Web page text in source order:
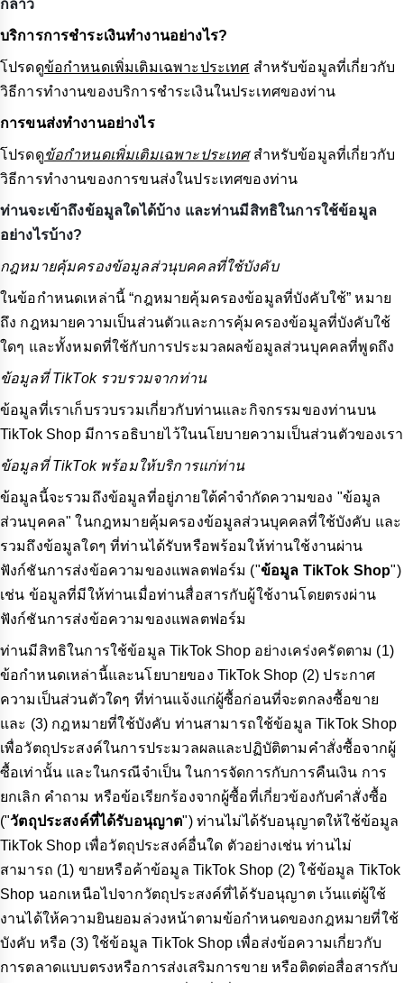
กล่าว
บริการการชำระเงินทำงานอย่างไร?
โปรดดูข้อกำหนดเพิ่มเติมเฉพาะประเทศ สำหรับข้อมูลที่เกี่ยวกับ
วิธีการทำงานของบริการชำระเงินในประเทศของท่าน
การขนส่งทำงานอย่างไร
โปรดดูข้อกำหนดเพิ่มเติมเฉพาะประเทศสำหรับข้อมูลที่เกี่ยวกับ
วิธีการทำงานของการขนส่งในประเทศของท่าน
ท่านจะเข้าถึงข้อมูลใดได้บ้าง และท่านมีสิทธิในการใช้ข้อมูล
อย่างไรบ้าง?
กฎหมายคุ้มครองข้อมูลส่วนุบคคลที่ใช้บังคับ
ในข้อกำหนดเหล่านี้ “กฎหมายคุ้มครองข้อมูลที่บังคับใช้” หมาย
ถึง กฎหมายความเป็นส่วนตัวและการคุ้มครองข้อมูลที่บังคับใช้
ใดๆ และทั้งหมดที่ใช้กับการประมวลผลข้อมูลส่วนบุคคลที่พูดถึง
ข้อมูลที่ TikTok รวบรวมจากท่าน
ข้อมูลที่เราเก็บรวบรวมเกี่ยวกับท่านและกิจกรรมของท่านบน
TikTok Shop มีการอธิบายไว้ในนโยบายความเป็นส่วนตัวของเรา
ข้อมูลที่ TikTok พร้อมให้บริการแก่ท่าน
ข้อมูลนี้จะรวมถึงข้อมูลที่อยู่ภายใต้คำจำกัดความของ "ข้อมูล
ส่วนบุคคล" ในกฎหมายคุ้มครองข้อมูลส่วนบุคคลที่ใช้บังคับ และ
รวมถึงข้อมูลใดๆ ที่ท่านได้รับหรือพร้อมให้ท่านใช้งานผ่าน
ฟังก์ชันการส่งข้อความของแพลตฟอร์ม ("ข้อมูล TikTok Shop")
เช่น ข้อมูลที่มีให้ท่านเมื่อท่านสื่อสารกับผู้ใช้งานโดยตรงผ่าน
ฟังก์ชันการส่งข้อความของแพลตฟอร์ม
ท่านมีสิทธิในการใช้ข้อมูล TikTok Shop อย่างเคร่งครัดตาม (1)
ข้อกำหนดเหล่านี้และนโยบายของ TikTok Shop (2) ประกาศ
ความเป็นส่วนตัวใดๆ ที่ท่านแจ้งแก่ผู้ซื้อก่อนที่จะตกลงซื้อขาย
และ (3) กฎหมายที่ใช้บังคับ ท่านสามารถใช้ข้อมูล TikTok Shop
เพื่อวัตถุประสงค์ในการประมวลผลและปฏิบัติตามคำสั่งซื้อจากผู้
ซื้อเท่านั้น และในกรณีจำเป็น ในการจัดการกับการคืนเงิน การ
ยกเลิก คำถาม หรือข้อเรียกร้องจากผู้ซื้อที่เกี่ยวข้องกับคำสั่งซื้อ
("วัตถุประสงค์ที่ได้รับอนุญาต") ท่านไม่ได้รับอนุญาตให้ใช้ข้อมูล
TikTok Shop เพื่อวัตถุประสงค์อื่นใด ตัวอย่างเช่น ท่านไม่
สามารถ (1) ขายหรือค้าข้อมูล TikTok Shop (2) ใช้ข้อมูล TikTok
Shop นอกเหนือไปจากวัตถุประสงค์ที่ได้รับอนุญาต เว้นแต่ผู้ใช้
งานได้ให้ความยินยอมล่วงหน้าตามข้อกำหนดของกฎหมายที่ใช้
บังคับ หรือ (3) ใช้ข้อมูล TikTok Shop เพื่อส่งข้อความเกี่ยวกับ
การตลาดแบบตรงหรือการส่งเสริมการขาย หรือติดต่อสื่อสารกับ